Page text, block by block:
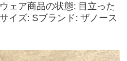
ェア商品の状態: 目立った
イズ: Sブランド: ザノース